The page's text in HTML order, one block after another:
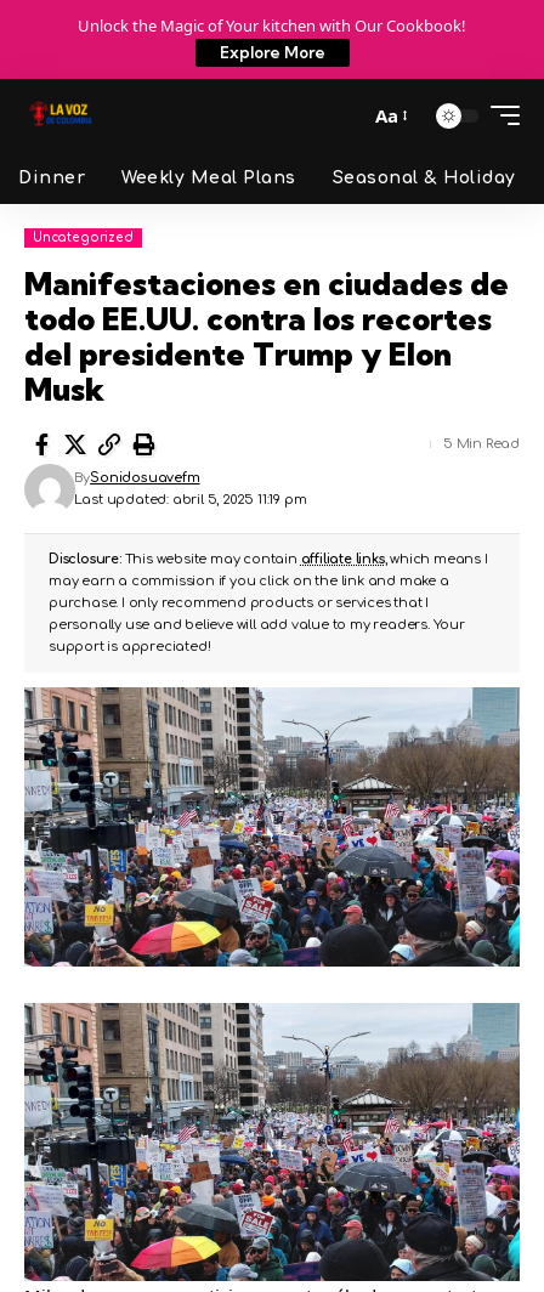
Unlock the Magic of Your kitchen with Our Cookbook!
Explore More
Aa
Dinner Weekly Meal Plans Seasonal & Holiday
Uncategorized
Manifestaciones en ciudades de
todo EE.UU. contra los recortes
del presidente Trump y Elon
Musk
Last updated: abril 5, 2025 11:19 pm
BySonidosuavefm
5 Min Read
Disclosure:This website may contain affiliate links, which means I
may earn a commission if you click on the link and make a
purchase. I only recommend products or services that I
personally use and believe will add value to my readers. Your
support is appreciated!